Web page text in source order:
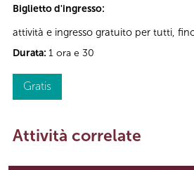
Biglietto d'ingresso:
attività e ingresso gratuito per tutti,
Durata: 1 ora e 30
Gratis
Attività correlate